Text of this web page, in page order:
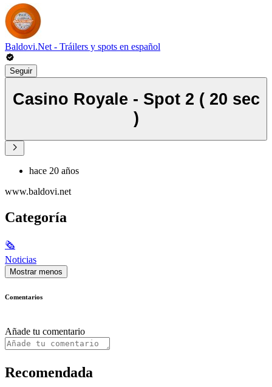
Baldovi.Net - Tráilers y spots en español
Seguir
Casino Royale - Spot 2 ( 20 sec
)
hace 20 años
www.baldovi.net
Categoría
🗞
Noticias
Mostrar menos
Comentarios
Añade tu comentario
Recomendada